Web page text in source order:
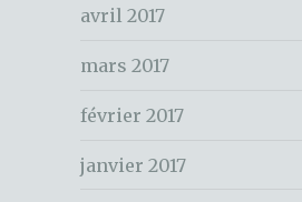
avril 2017
mars 2017
février 2017
janvier 2017